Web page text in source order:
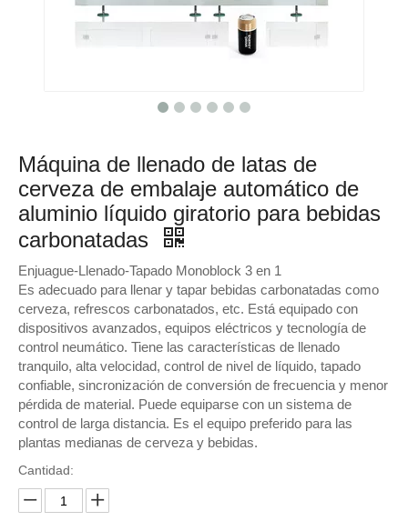
Máquina de llenado de latas de
cerveza de embalaje automático de
aluminio líquido giratorio para bebidas
carbonatadas
Enjuague-Llenado-Tapado Monoblock 3 en 1
Es adecuado para llenar y tapar bebidas carbonatadas como
cerveza, refrescos carbonatados, etc. Está equipado con
dispositivos avanzados, equipos eléctricos y tecnología de
control neumático. Tiene las características de llenado
tranquilo, alta velocidad, control de nivel de líquido, tapado
confiable, sincronización de conversión de frecuencia y menor
pérdida de material. Puede equiparse con un sistema de
control de larga distancia. Es el equipo preferido para las
plantas medianas de cerveza y bebidas.
Cantidad: